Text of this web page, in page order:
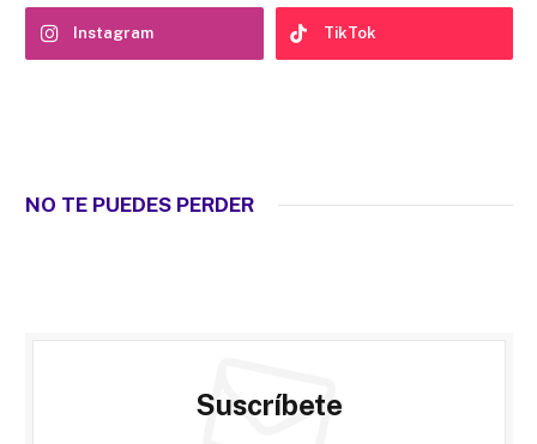
Instagram TikTok
NO TE PUEDES PERDER
Suscríbete